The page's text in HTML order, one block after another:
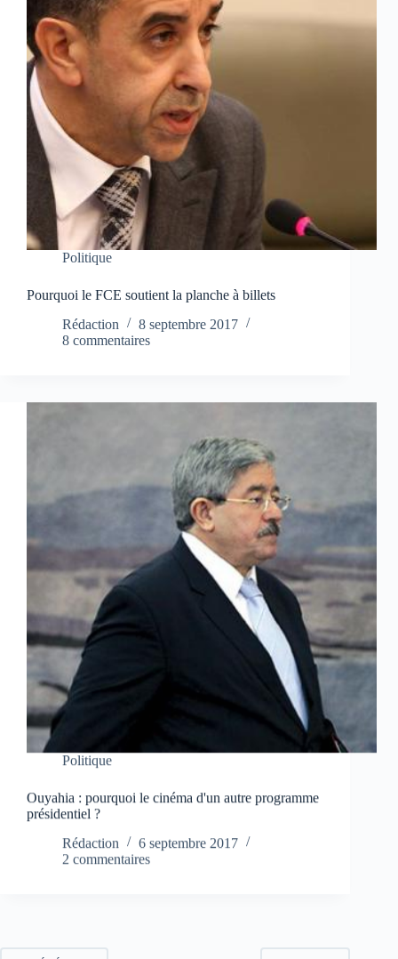
Politique
Pourquoi le FCE soutient la planche à billets
Rédaction
8 septembre 2017
8 commentaires
Politique
Ouyahia : pourquoi le cinéma d'un autre programme
présidentiel ?
Rédaction
6 septembre 2017
2 commentaires